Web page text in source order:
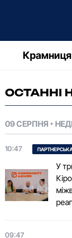
Крамниця
ОСТАННІ
09 СЕРПНЯ
10:47
У
09:47